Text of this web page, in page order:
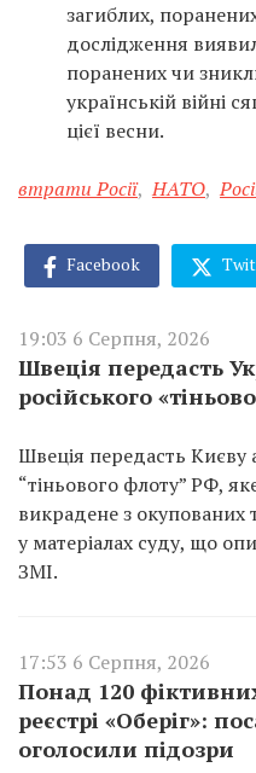
загиблих,
дослідження
поранених чи
українській війні
цієї весни.
втрати Росії, НАТО,
Facebook
19:03 6 Серпня, 2026
Швеція передасть
російського
Швеція передасть
“тіньового флоту” РФ,
викрадене з окупованих
у матеріалах суду, що
ЗМІ.
17:53 6 Серпня, 2026
Понад 120
реєстрі «Оберіг»:
оголосили підозри